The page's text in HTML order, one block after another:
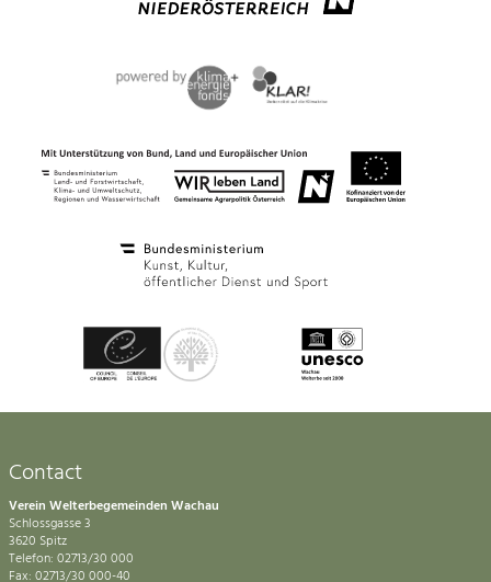
Contact
Verein Welterbegemeinden Wachau
Schlossgasse 3
3620 Spitz
Telefon: 02713/30 000
Fax: 02713/30 000-40